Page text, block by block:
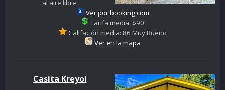
al aire libre.
Ver por booking.com
Tarifa media: $90
Califación media: 86 Muy Bueno
Ver en la mapa
Casita Kreyol